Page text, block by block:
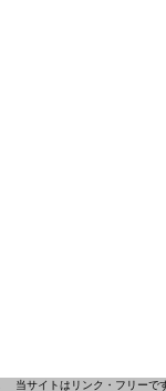
当サイトはリンク・フリーで